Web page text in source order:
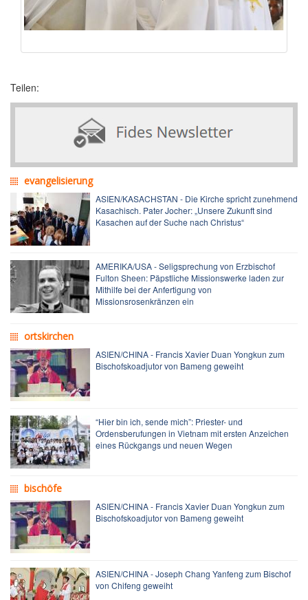
Teilen:
evangelisierung
ASIEN/KASACHSTAN - Die Kirche spricht zunehmend
Kasachisch. Pater Jocher: „Unsere Zukunft sind
Kasachen auf der Suche nach Christus“
AMERIKA/USA - Seligsprechung von Erzbischof
Fulton Sheen: Päpstliche Missionswerke laden zur
Mithilfe bei der Anfertigung von
Missionsrosenkränzen ein
ortskirchen
ASIEN/CHINA - Francis Xavier Duan Yongkun zum
Bischofskoadjutor von Bameng geweiht
“Hier bin ich, sende mich”: Priester- und
Ordensberufungen in Vietnam mit ersten Anzeichen
eines Rückgangs und neuen Wegen
bischöfe
ASIEN/CHINA - Francis Xavier Duan Yongkun zum
Bischofskoadjutor von Bameng geweiht
ASIEN/CHINA - Joseph Chang Yanfeng zum Bischof
von Chifeng geweiht